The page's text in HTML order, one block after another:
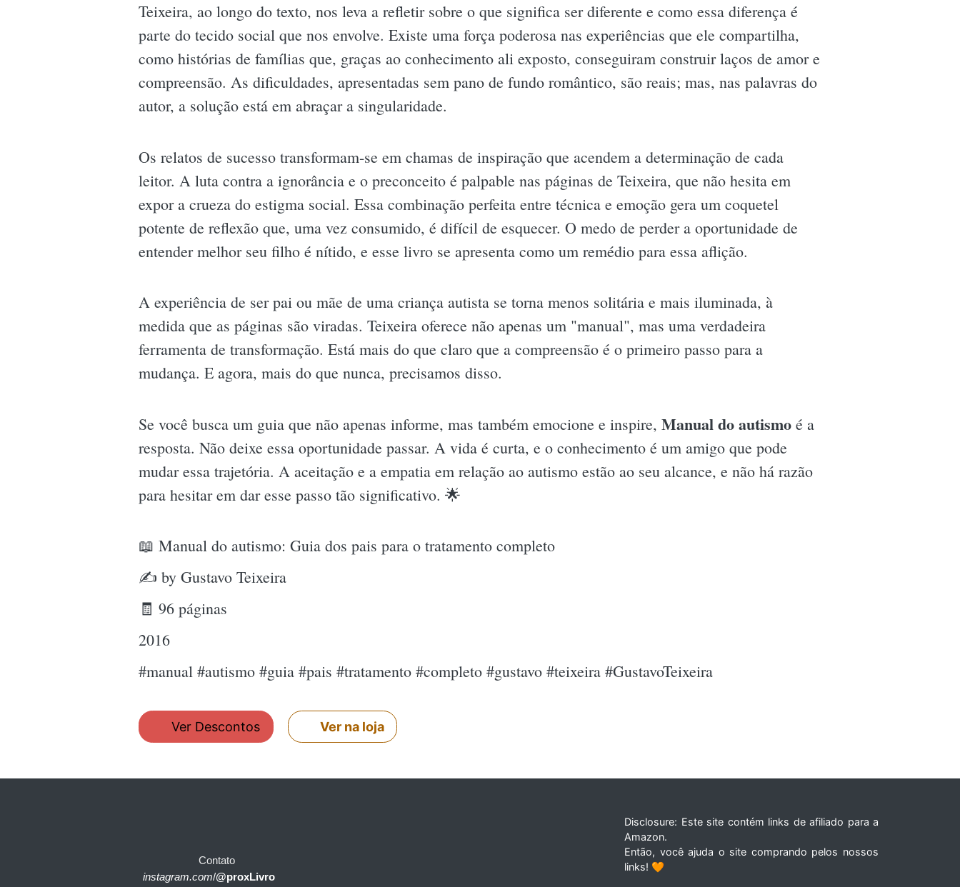
Teixeira, ao longo do texto, nos leva a refletir sobre o que significa ser diferente e como essa diferença é
parte do tecido social que nos envolve. Existe uma força poderosa nas experiências que ele compartilha,
como histórias de famílias que, graças ao conhecimento ali exposto, conseguiram construir laços de amor e
compreensão. As dificuldades, apresentadas sem pano de fundo romântico, são reais; mas, nas palavras do
autor, a solução está em abraçar a singularidade.
Os relatos de sucesso transformam-se em chamas de inspiração que acendem a determinação de cada
leitor. A luta contra a ignorância e o preconceito é palpable nas páginas de Teixeira, que não hesita em
expor a crueza do estigma social. Essa combinação perfeita entre técnica e emoção gera um coquetel
potente de reflexão que, uma vez consumido, é difícil de esquecer. O medo de perder a oportunidade de
entender melhor seu filho é nítido, e esse livro se apresenta como um remédio para essa aflição.
A experiência de ser pai ou mãe de uma criança autista se torna menos solitária e mais iluminada, à
medida que as páginas são viradas. Teixeira oferece não apenas um "manual", mas uma verdadeira
ferramenta de transformação. Está mais do que claro que a compreensão é o primeiro passo para a
mudança. E agora, mais do que nunca, precisamos disso.
Se você busca um guia que não apenas informe, mas também emocione e inspire, Manual do autismo é a
resposta. Não deixe essa oportunidade passar. A vida é curta, e o conhecimento é um amigo que pode
mudar essa trajetória. A aceitação e a empatia em relação ao autismo estão ao seu alcance, e não há razão
para hesitar em dar esse passo tão significativo. 🌟
📖 Manual do autismo: Guia dos pais para o tratamento completo
✍ by Gustavo Teixeira
🧾 96 páginas
2016
#manual #autismo #guia #pais #tratamento #completo #gustavo #teixeira #GustavoTeixeira
Ver Descontos Ver na loja
Contato
instagram.com/@proxLivro
Disclosure: Este site contém links de afiliado para a
Amazon.
Então, você ajuda o site comprando pelos nossos
links! 🧡